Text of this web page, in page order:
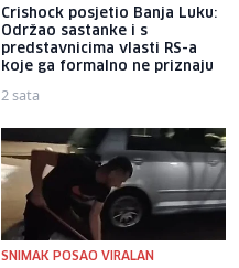
Crishock posjetio Banja Luku:
Održao sastanke i s
predstavnicima vlasti RS-a
koje ga formalno ne priznaju
2 sata
SNIMAK POSAO VIRALAN